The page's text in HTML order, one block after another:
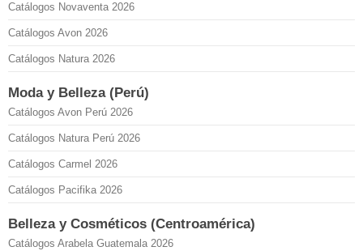
Catálogos Novaventa 2026
Catálogos Avon 2026
Catálogos Natura 2026
Moda y Belleza (Perú)
Catálogos Avon Perú 2026
Catálogos Natura Perú 2026
Catálogos Carmel 2026
Catálogos Pacifika 2026
Belleza y Cosméticos (Centroamérica)
Catálogos Arabela Guatemala 2026